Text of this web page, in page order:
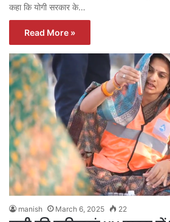
कहा कि योगी सरकार के…
Read More »
manish March 6, 2025 22